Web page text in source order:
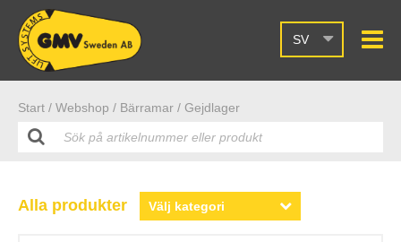
SV
Start / Webshop / Bärramar / Gejdlager
Alla produkter